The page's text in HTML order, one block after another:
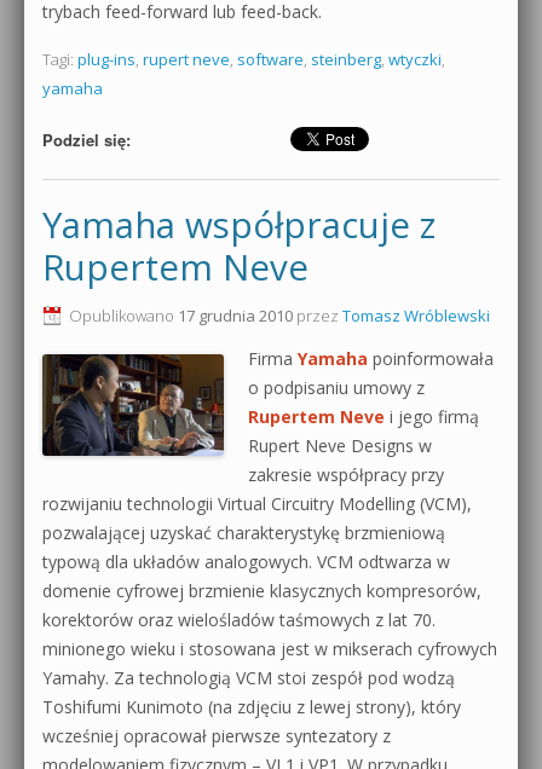
trybach feed-forward lub feed-back.
Tagi: plug-ins, rupert neve, software, steinberg, wtyczki,
yamaha
Podziel się:
Yamaha współpracuje z
Rupertem Neve
Opublikowano 17 grudnia 2010 przez Tomasz Wróblewski
Firma Yamaha poinformowała
o podpisaniu umowy z
Rupertem Neve i jego firmą
Rupert Neve Designs w
zakresie współpracy przy
rozwijaniu technologii Virtual Circuitry Modelling (VCM),
pozwalającej uzyskać charakterystykę brzmieniową
typową dla układów analogowych. VCM odtwarza w
domenie cyfrowej brzmienie klasycznych kompresorów,
korektorów oraz wielośladów taśmowych z lat 70.
minionego wieku i stosowana jest w mikserach cyfrowych
Yamahy. Za technologią VCM stoi zespół pod wodzą
Toshifumi Kunimoto (na zdjęciu z lewej strony), który
wcześniej opracował pierwsze syntezatory z
modelowaniem fizycznym – VL1 i VP1. W przypadku